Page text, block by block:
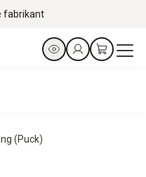
fabrikant
(Puck)